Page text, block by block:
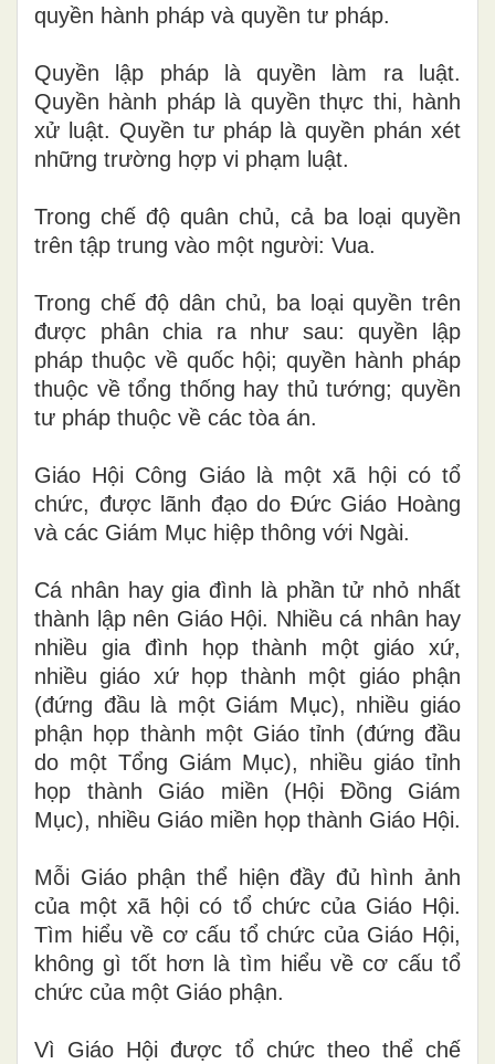
quyền hành pháp và quyền tư pháp.
Quyền lập pháp là quyền làm ra luật.
Quyền hành pháp là quyền thực thi, hành
xử luật. Quyền tư pháp là quyền phán xét
những trường hợp vi phạm luật.
Trong chế độ quân chủ, cả ba loại quyền
trên tập trung vào một người: Vua.
Trong chế độ dân chủ, ba loại quyền trên
được phân chia ra như sau: quyền lập
pháp thuộc về quốc hội; quyền hành pháp
thuộc về tổng thống hay thủ tướng; quyền
tư pháp thuộc về các tòa án.
Giáo Hội Công Giáo là một xã hội có tổ
chức, được lãnh đạo do Đức Giáo Hoàng
và các Giám Mục hiệp thông với Ngài.
Cá nhân hay gia đình là phần tử nhỏ nhất
thành lập nên Giáo Hội. Nhiều cá nhân hay
nhiều gia đình họp thành một giáo xứ,
nhiều giáo xứ họp thành một giáo phận
(đứng đầu là một Giám Mục), nhiều giáo
phận họp thành một Giáo tỉnh (đứng đầu
do một Tổng Giám Mục), nhiều giáo tỉnh
họp thành Giáo miền (Hội Đồng Giám
Mục), nhiều Giáo miền họp thành Giáo Hội.
Mỗi Giáo phận thể hiện đầy đủ hình ảnh
của một xã hội có tổ chức của Giáo Hội.
Tìm hiểu về cơ cấu tổ chức của Giáo Hội,
không gì tốt hơn là tìm hiểu về cơ cấutổ
chức của một Giáo phận.
Vì Giáo Hội được tổ chức theo thể chế